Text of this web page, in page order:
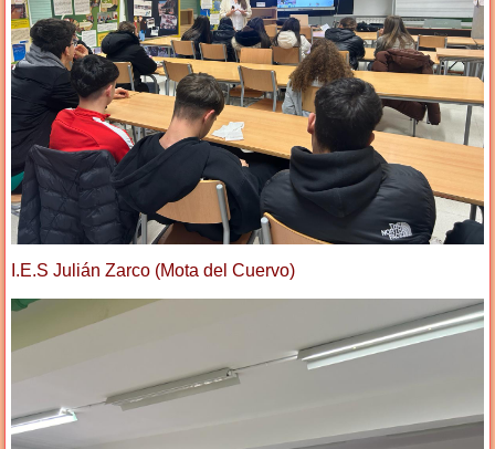
I.E.S Julián Zarco (Mota del Cuervo)